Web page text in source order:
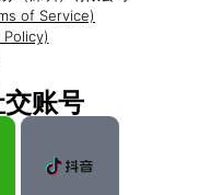
of Service)
账号